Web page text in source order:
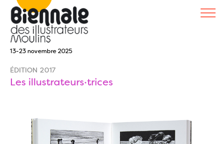
13-23 novembre 2025
ÉDITION 2017
Les illustrateurs·trices